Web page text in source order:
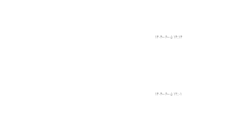
۱۴۰۴-۰۶-۰۵ ۱۴:۱۴
۱۴۰۴-۰۶-۰۵ ۱۲:۰۱